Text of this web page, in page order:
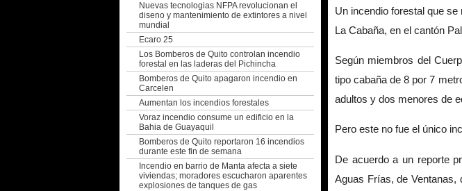
Un incendio forestal que
La Cabaña, en el cantón
Según miembros del
tipo cabaña de 8 por 7
adultos y dos menores de
Pero este no fue el único
De acuerdo a un reporte
Aguas Frías, de Ventanas,
Nuevas tecnologias NFPA revolucionan el
diseno y mantenimiento de extintores a nivel
mundial
Ecaro 25
Los Bomberos de Quito controlan incendio
forestal en las laderas del Pichincha
Bomberos de Quito apagaron incendio en
Carcelen
Aumentan los incendios forestales
Voraz incendio consume un edificio en la
Bahia de Guayaquil
Bomberos de Quito reportaron 16 incendios
durante este fin de semana
Incendio en barrio de Manta afecta a siete
viviendas; moradores escucharon aparentes
explosiones de tanques de gas